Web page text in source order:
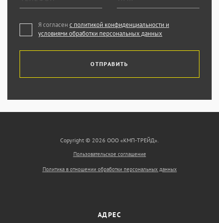
Я согласен с политикой конфиденциальности и
условиями обработки персональных данных
ОТПРАВИТЬ
Copyright © 2026 ООО «КМП-ТРЕЙД».
Пользовательское соглашение
Политика в отношении обработки персональных данных
АДРЕС